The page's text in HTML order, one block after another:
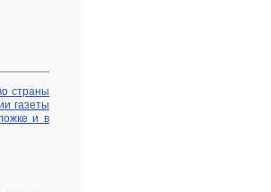
страны
газеты
и в